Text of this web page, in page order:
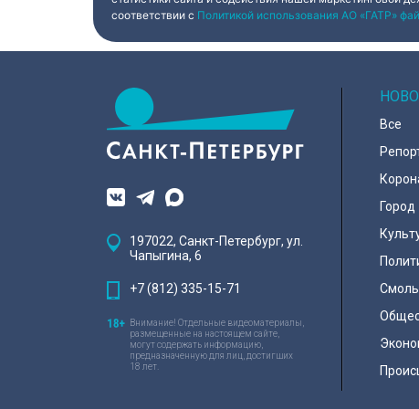
соответствии с Политикой использования АО «ГАТР»
197022, Санкт-Петербург, ул.
Чапыгина, 6
+7 (812) 335-15-71
Внимание! Отдельные видеоматериалы,
размещенные на настоящем сайте,
могут содержать информацию,
предназначенную для лиц, достигших
18 лет.
Все
Город